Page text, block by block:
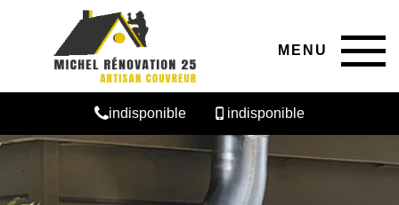
MENU
indisponible indisponible